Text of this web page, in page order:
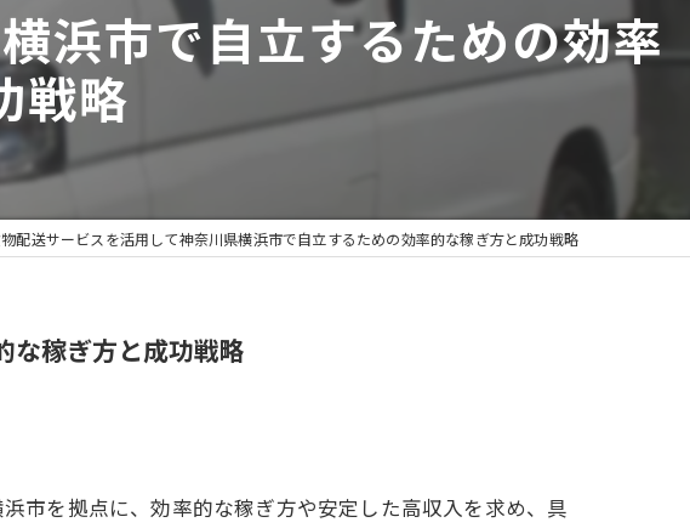
高収入
未経験
経験者
浜市で自立するための効率
戦略
配送サービスを活用して神奈川県横浜市で自立するための効率的な稼ぎ方と成功戦略
な稼ぎ方と成功戦略
市を拠点に、効率的な稼ぎ方や安定した高収入を求め、具